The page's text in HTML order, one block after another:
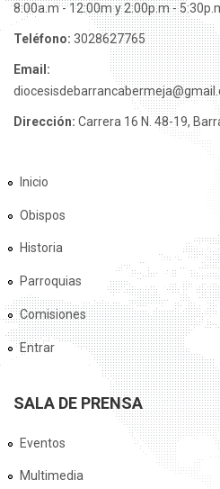
8:00a.m - 12:00m y 2:00p.m -
Teléfono: 3028627765
Email:
Dirección: Carrera 16 N. 48-19,
Inicio
Obispos
Historia
Parroquias
Comisiones
Entrar
SALA DE PRENSA
Eventos
Multimedia